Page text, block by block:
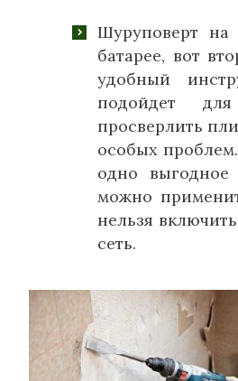
Шуруповерт на
батарее, вот
удобный
подойдет
просверлить
особых
одно выгодное
можно
нельзя
сеть.